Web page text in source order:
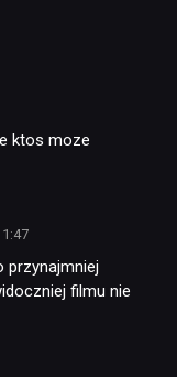
ktos moze
przynajmniej
filmu nie